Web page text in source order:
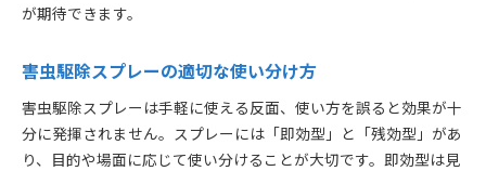
が期待できます。
害虫駆除スプレーの適切な使い分け方
害虫駆除スプレーは手軽に使える反面、使い方を誤ると効果が十
分に発揮されません。スプレーには「即効型」と「残効型」があ
り、目的や場面に応じて使い分けることが大切です。即効型は見